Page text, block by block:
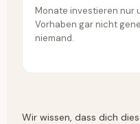
Monate investieren nur
Vorhaben gar nicht
niemand.
Wir wissen, dass dich